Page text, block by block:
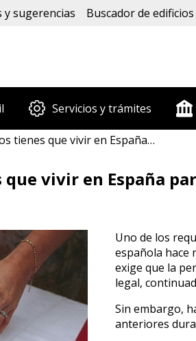
y sugerencias Buscador de
Servicios y trámites
en España para solicitar la nacionalidad española?
que vivir en España
Uno de los
española hace
exige que la
legal,
Sin embargo,
anteriores